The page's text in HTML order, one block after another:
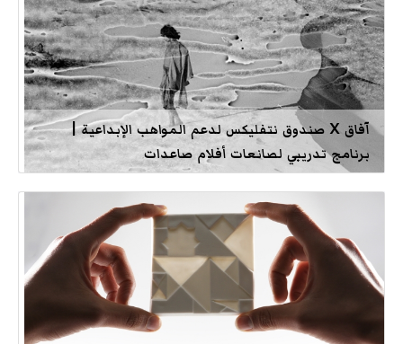
آفاق X صندوق نتفليكس لدعم المواهب الإبداعية |
برنامج تدريبي لصانعات أفلام صاعدات